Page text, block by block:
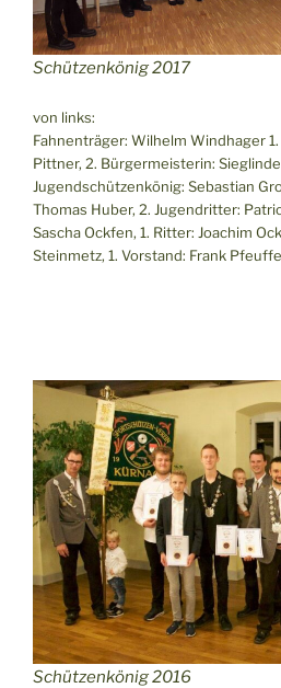
Schützenkönig 2017
von links:
Fahnenträger: Wilhelm Windhager
Pittner, 2. Bürgermeisterin: Sieglinde
Jugendschützenkönig: Sebastian
Thomas Huber, 2. Jugendritter:
Sascha Ockfen, 1. Ritter: Joachim
Steinmetz, 1. Vorstand: Frank
Schützenkönig 2016